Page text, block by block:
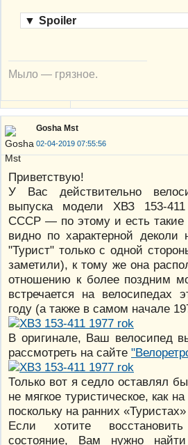
▼ Spoiler
Мыло — грязное.
Gosha Mst
02-04-2019 07:55:56
Приветствую!
У Вас действительно
выпуска модели ХВЗ 153-
СССР — по этому и есть такие
видно по характерной
"Турист" только с одной
заметили), к тому же она
отношению к более поздним
встречается на велосипедах
году (а также в самом начале
В оригинале, Ваш велосипед
рассмотреть на сайте
Только вот я седло оставлял
не мягкое туристическое, как
поскольку на ранних
Если хотите
состояние, Вам нужно